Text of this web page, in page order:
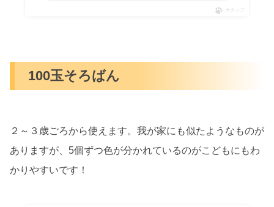
ポチップ
100玉そろばん
２～３歳ごろから使えます。我が家にも似たようなものが
ありますが、5個ずつ色が分かれているのがこどもにもわ
かりやすいです！